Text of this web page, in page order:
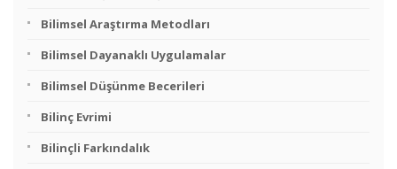
Bilimsel Araştırma Metodları
Bilimsel Dayanaklı Uygulamalar
Bilimsel Düşünme Becerileri
Bilinç Evrimi
Bilinçli Farkındalık